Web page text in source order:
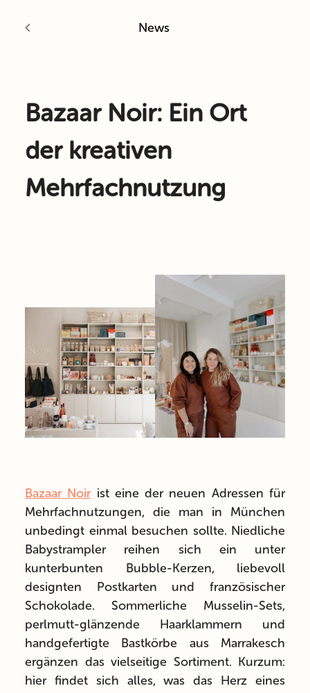
News
Bazaar Noir: Ein Ort
der kreativen
Mehrfachnutzung
Bazaar Noirist eine der neuen Adressen für
Mehrfachnutzungen, die man in München
unbedingt einmal besuchen sollte. Niedliche
Babystrampler reihen sich ein unter
kunterbunten Bubble-Kerzen, liebevoll
designten Postkarten und französischer
Schokolade. Sommerliche Musselin-Sets,
perlmutt-glänzende Haarklammern und
handgefertigte Bastkörbe aus Marrakesch
ergänzen das vielseitige Sortiment. Kurzum:
hier findet sich alles, was das Herz eines